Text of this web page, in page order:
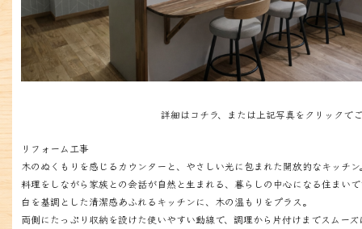
詳細はコチラ、または上記写真をクリックで
リフォーム工事
木のぬくもりを感じるカウンターと、やさしい光に包まれた開放的なキッチン
料理をしながら家族との会話が自然と生まれる、暮らしの中心になる住まいで
白を基調とした清潔感あふれるキッチンに、木の温もりをプラス。
両側にたっぷり収納を設けた使いやすい動線で、調理から片付けまでスムーズ